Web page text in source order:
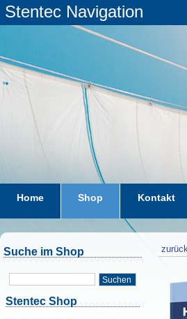
Stentec Navigation
Home Shop Kontakt
Suche im Shop
Suchen
Stentec Shop